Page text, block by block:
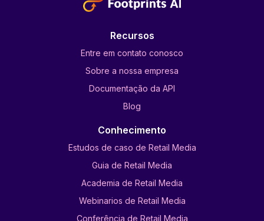
Recursos
Entre em contato conosco
Sobre a nossa empresa
Documentação da API
Blog
Conhecimento
Estudos de caso de Retail Media
Guia de Retail Media
Academia de Retail Media
Webinarios de Retail Media
Conferência de Retail Media